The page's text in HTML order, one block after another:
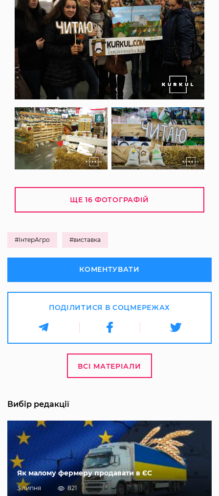
ЩЕ 16 ФОТОГРАФІЙ
#ІнтерАгро #виставка
КОМЕНТУВАТИ
ПОДІЛИТИСЯ В СОЦМЕРЕЖАХ
ВСІ МАТЕРІАЛИ
Вибір редакції
Як малому фермеру продавати в ЄС
3 липня 821